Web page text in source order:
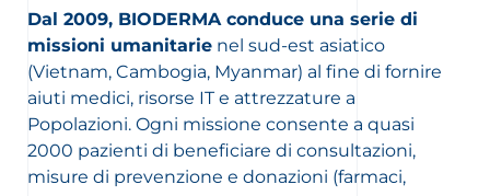
Dal 2009, BIODERMA conduce una serie di
missioni umanitarie nel sud-est asiatico
(Vietnam, Cambogia, Myanmar) al fine di fornire
aiuti medici, risorse IT e attrezzature a
Popolazioni. Ogni missione consente a quasi
2000 pazienti di beneficiare di consultazioni,
misure di prevenzione e donazioni (farmaci,